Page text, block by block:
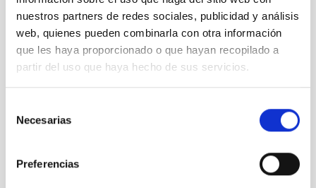
nuestros partners de redes sociales, publicidad y análisis
web, quienes pueden combinarla con otra información
que les haya proporcionado o que hayan recopilado a
partir del uso que haya hecho de sus servicios.
Necesarias
Preferencias
The VI Conference “Science with the Gran